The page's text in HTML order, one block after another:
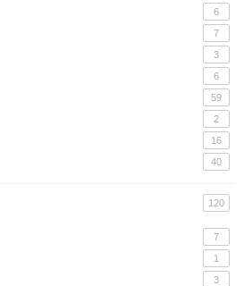
6
7
3
6
59
2
16
40
120
7
1
3